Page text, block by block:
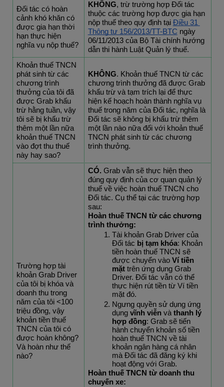
Đối tác có hoàn
cảnh khó khăn có
được gia hạn thời
hạn thực hiện
nghĩa vụ nộp thuế?
KHÔNG, trừ trường hợp Đối tác
thuộc các trường hợp được gia hạn
nộp thuế theo quy định tại Điều 31
Thông tư 156/2013/TT-BTC ngày
06/11/2013 của Bộ Tài chính hướng
dẫn thi hành Luật Quản lý thuế.
Khoản thuế TNCN
phát sinh từ các
chương trình
thưởng của tôi đã
được Grab khấu
trừ hằng tuần, vậy
tôi sẽ bị khấu trừ
thêm một lần nữa
khoản thuế TNCN
vào đợt thu thuế
này hay sao?
KHÔNG. Khoản thuế TNCN từ các
chương trình thưởng đã được Grab
khấu trừ và tạm trích lại để thực
hiện kế hoạch hoàn thành nghĩa vụ
thuế trong năm của Đối tác, nghĩa là
Đối tác sẽ không bị khấu trừ thêm
một lần nào nữa đối với khoản thuế
TNCN phát sinh từ các chương
trình thưởng.
Trường hợp tài
khoản Grab Driver
của tôi bị khóa và
doanh thu trong
năm của tôi <100
triệu đồng, vậy
khoản tiền thuế
TNCN của tôi có
được hoàn không?
Và hoàn như thế
nào?
CÓ. Grab vẫn sẽ thực hiện theo
đúng quy định của cơ quan quản lý
thuế về việc hoàn thuế TNCN cho
Đối tác. Cụ thể tại các trường hợp
sau:
Hoàn thuế TNCN từ các chương
trình thưởng:
Tài khoản Grab Driver của
Đối tác bị tạm khóa: Khoản
tiền hoàn thuế TNCN sẽ
được chuyển vào Ví tiền
mặt trên ứng dụng Grab
Driver. Đối tác vẫn có thể
thực hiện rút tiền từ Ví tiền
mặt đó.
Ngưng quyền sử dụng ứng
dụng vĩnh viễn và thanh lý
hợp đồng: Grab sẽ tiến
hành chuyển khoản số tiền
hoàn thuế TNCN về tài
khoản ngân hàng cá nhân
mà Đối tác đã đăng ký khi
hoạt động với Grab.
Hoàn thuế TNCN từ doanh thu
chuyến xe: